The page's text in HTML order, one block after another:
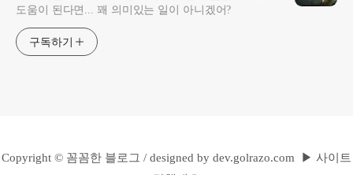
도움이 된다면... 꽤 의미있는 일이 아니겠어?
구독하기
Copyright © 꼼꼼한 블로그 / designed by dev.golrazo.com